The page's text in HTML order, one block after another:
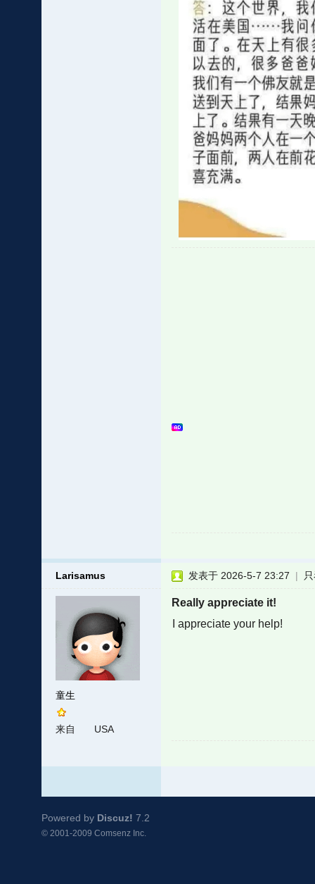
Larisamus
童生
来自 USA
发表于 2026-5-7 23:27 |
Really appreciate it!
I appreciate your help!
Powered by Discuz! 7.2
© 2001-2009 Comsenz Inc.